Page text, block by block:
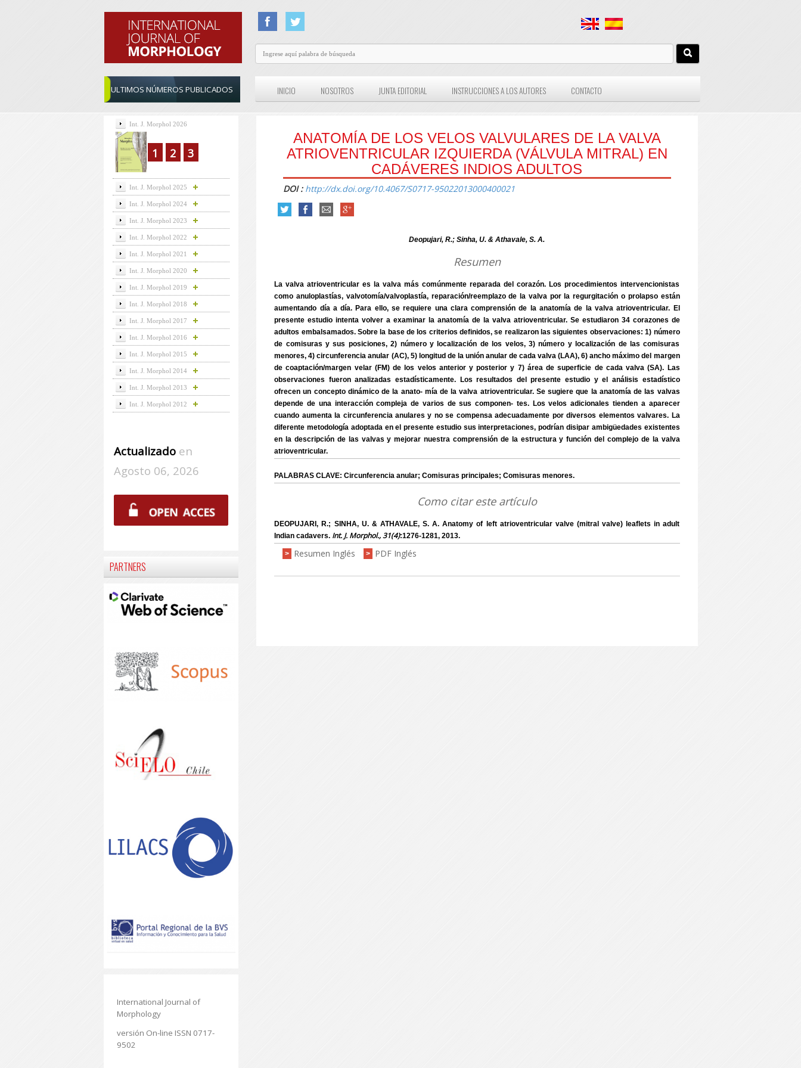
ULTIMOS NÚMEROS PUBLICADOS INICIO NOSOTROS JUNTA EDITORIAL INSTRUCCIONES A LOS AUTORES CONTACTO
ANATOMÍA DE LOS VELOS VALVULARES DE LA VALVA
ATRIOVENTRICULAR IZQUIERDA (VÁLVULA MITRAL) EN
CADÁVERES INDIOS ADULTOS
DOI : http://dx.doi.org/10.4067/S0717-95022013000400021
Deopujari, R.; Sinha, U. & Athavale, S. A.
Resumen
La valva atrioventricular es la valva más comúnmente reparada del corazón. Los procedimientos intervencionistas
como anuloplastías, valvotomía/valvoplastía, reparación/reemplazo de la valva por la regurgitación o prolapso están
aumentando día a día. Para ello, se requiere una clara comprensión de la anatomía de la valva atrioventricular. El
presente estudio intenta volver a examinar la anatomía de la valva atrioventricular. Se estudiaron 34 corazones de
adultos embalsamados. Sobre la base de los criterios definidos, se realizaron las siguientes observaciones: 1) número
de comisuras y sus posiciones, 2) número y localización de los velos, 3) número y localización de las comisuras
menores, 4) circunferencia anular (AC), 5) longitud de la unión anular de cada valva (LAA), 6) ancho máximo del margen
de coaptación/margen velar (FM) de los velos anterior y posterior y 7) área de superficie de cada valva (SA). Las
observaciones fueron analizadas estadísticamente. Los resultados del presente estudio y el análisis estadístico
ofrecen un concepto dinámico de la anato- mía de la valva atrioventricular. Se sugiere que la anatomía de las valvas
depende de una interacción compleja de varios de sus componen- tes. Los velos adicionales tienden a aparecer
cuando aumenta la circunferencia anulares y no se compensa adecuadamente por diversos elementos valvares. La
diferente metodología adoptada en el presente estudio sus interpretaciones, podrían disipar ambigüedades existentes
en la descripción de las valvas y mejorar nuestra comprensión de la estructura y función del complejo de la valva
atrioventricular.
PALABRAS CLAVE: Circunferencia anular; Comisuras principales; Comisuras menores.
Como citar este artículo
DEOPUJARI, R.; SINHA, U. & ATHAVALE, S. A. Anatomy of left atrioventricular valve (mitral valve) leaflets in adult
Indian cadavers. Int. J. Morphol., 31(4):1276-1281, 2013.
> Resumen Inglés > PDF Inglés
Int. J. Morphol 2026
1 2 3
Int. J. Morphol 2025
Int. J. Morphol 2024
Int. J. Morphol 2023
Int. J. Morphol 2022
Int. J. Morphol 2021
Int. J. Morphol 2020
Int. J. Morphol 2019
Int. J. Morphol 2018
Int. J. Morphol 2017
Int. J. Morphol 2016
Int. J. Morphol 2015
Int. J. Morphol 2014
Int. J. Morphol 2013
Int. J. Morphol 2012
Actualizadoen
Agosto 06, 2026
PARTNERS
International Journal of
Morphology
versión On-line ISSN 0717-
9502